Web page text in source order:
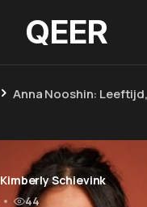
QEER
Anna Nooshin:
Kimberly Schievink
• 44